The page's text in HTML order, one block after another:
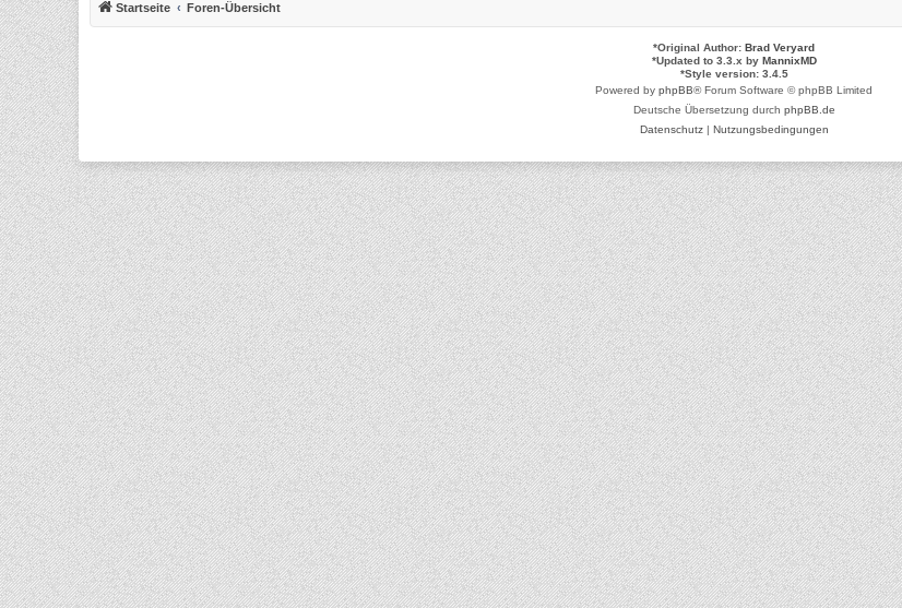
Startseite Foren-Übersicht
*Original Author: Brad Veryard
*Updated to 3.3.x by MannixMD
*Style version: 3.4.5
Powered by phpBB® Forum Software © phpBB Limited
Deutsche Übersetzung durch phpBB.de
Datenschutz| Nutzungsbedingungen